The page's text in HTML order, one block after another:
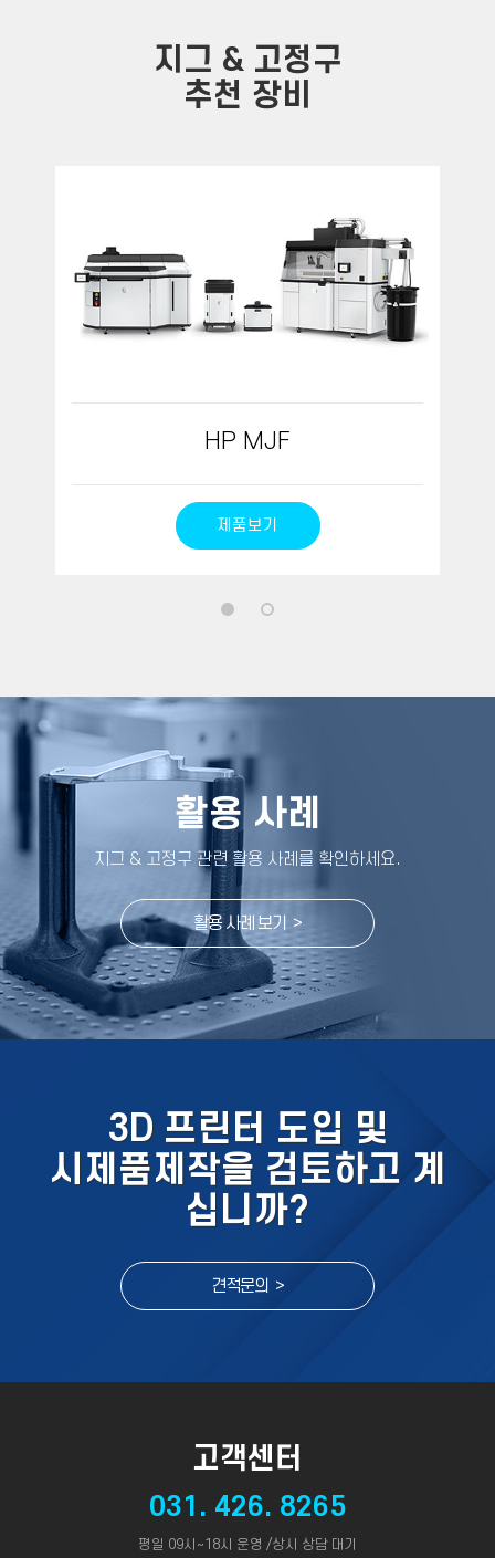
지그 & 고정구
추천 장비
HP MJF
제품보기
활용 사례
지그 & 고정구 관련 활용 사례를 확인하세요.
활용 사례 보기 >
3D 프린터 도입 및
시제품제작을 검토하고 계
십니까?
견적문의 >
고객센터
031. 426. 8265
평일 09시~18시 운영 /상시 상담 대기